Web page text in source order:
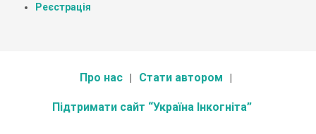
Реєстрація
Про нас Стати автором
Підтримати сайт “Україна Інкогніта”